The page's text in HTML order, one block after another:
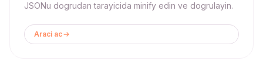
JSONu dogrudan tarayicida minify edin ve dogrulayin.
Araci ac